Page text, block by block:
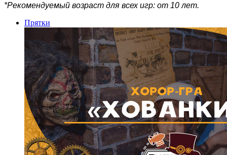
*Рекомендуемый возраст для всех игр: от 10 лет.
Прятки